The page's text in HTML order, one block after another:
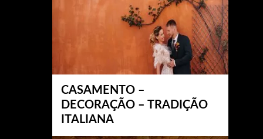
CASAMENTO –
DECORAÇÃO – TRADIÇÃO
ITALIANA